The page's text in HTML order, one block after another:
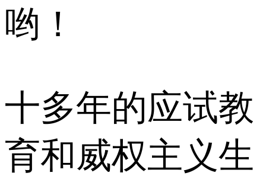
哟！
十多年的应试教
育和威权主义生